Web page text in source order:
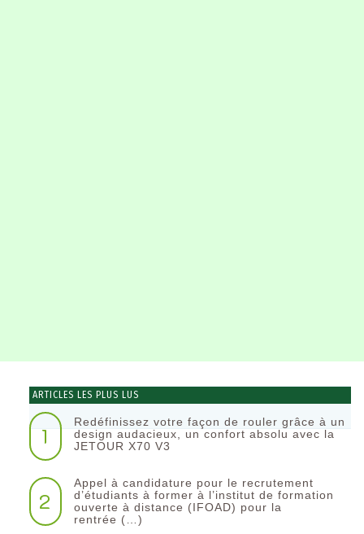
ARTICLES LES PLUS LUS
1
Redéfinissez votre façon de rouler grâce à un
design audacieux, un confort absolu avec la
JETOUR X70 V3
2
Appel à candidature pour le recrutement
d’étudiants à former à l’institut de formation
ouverte à distance (IFOAD) pour la
rentrée (…)